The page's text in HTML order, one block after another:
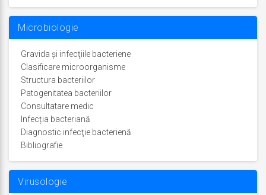
Microbiologie
Gravida și infecţiile bacteriene
Clasificare microorganisme
Structura bacteriilor
Patogenitatea bacteriilor
Consultatare medic
Infecția bacteriană
Diagnostic infecţie bacterienă
Bibliografie
Virusologie